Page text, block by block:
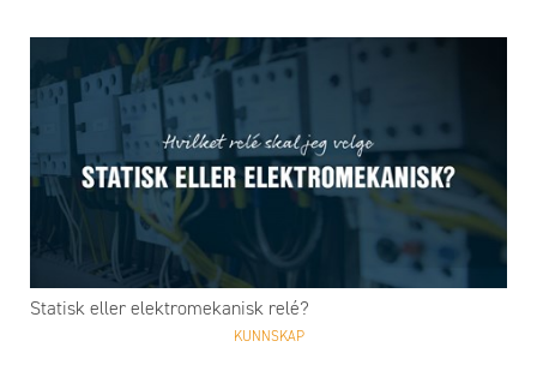
Statisk eller elektromekanisk relé?
KUNNSKAP